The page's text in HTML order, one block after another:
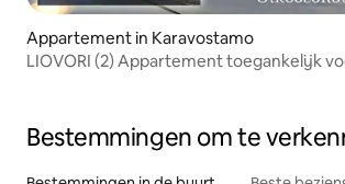
Appartement in Karavostamo
LIOVORI (2) Appartement toegankelijk
Bestemmingen om te